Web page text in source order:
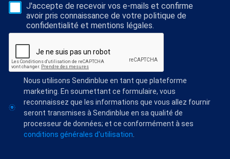
J'accepte de recevoir vos e-mails et confirme
avoir pris connaissance de votre politique de
confidentialité et mentions légales.
Nous utilisons Sendinblue en tant que plateforme
marketing. En soumettant ce formulaire, vous
reconnaissez que les informations que vous allez fournir
seront transmises à Sendinblue en sa qualité de
processeur de données; et ce conformément à ses
conditions générales d'utilisation